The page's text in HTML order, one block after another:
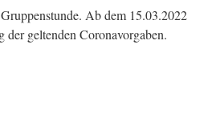
Ab dem 15.03.2022
der geltenden Coronavorgaben.